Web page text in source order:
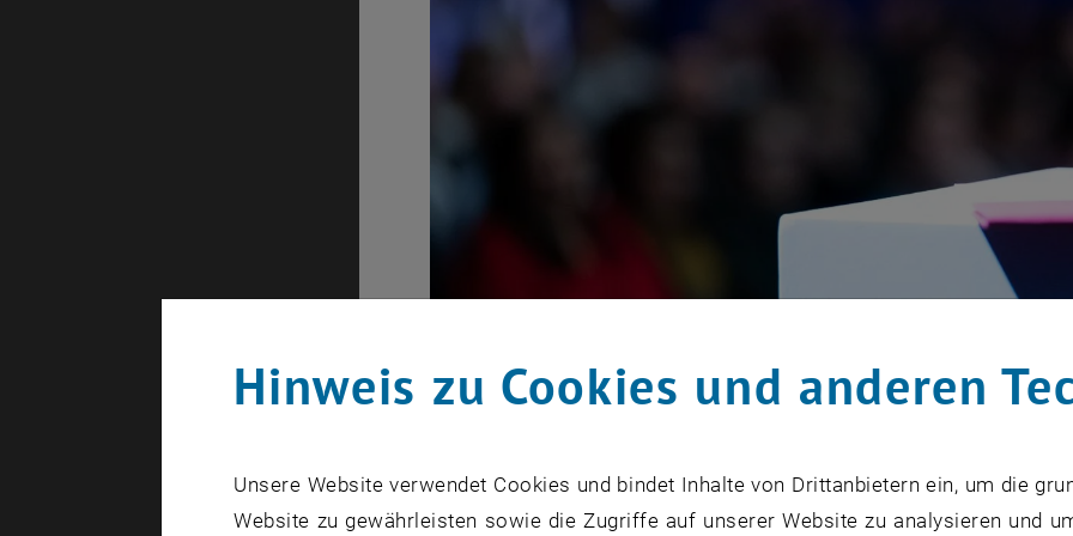
Die Trophäe des Hedy-Lamarr Preises.
Hinweis zu Cookies und anderen
Unsere Website verwendet Cookies und bindet Inhalte von Drittanbietern ein, um die
Website zu gewährleisten sowie die Zugriffe auf unserer Website zu analysieren und